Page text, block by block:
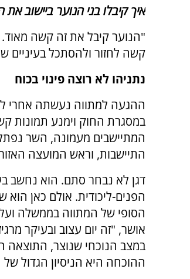
איך קיבלו בני הנוער ביישוב
"הנוער קיבל את זה קשה מאוד.
קשה לחזור ולהסתכל
נתניהו לא רוצה פינוי בכוח
ההגעה למתווה נעשתה אחרי
במסגרת החוק וימנע תמונות
המתיישבים מעמונה, השר
התיישבות, וראש המועצה
דגן לא נבחר סתם. הוא נחשב
הפנים-ליכודית. אולם כאן
הסופי של המתווה בממשלה
אושר, "זה יום עצוב ובעיקר
במצב הנוכחי שנוצר, התוצאה
ההוכחה היא הניסיון הגדול